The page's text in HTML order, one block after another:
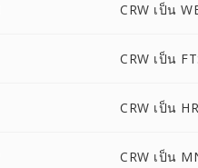
CRW เป็น
CRW เป็น
CRW เป็น
CRW เป็น